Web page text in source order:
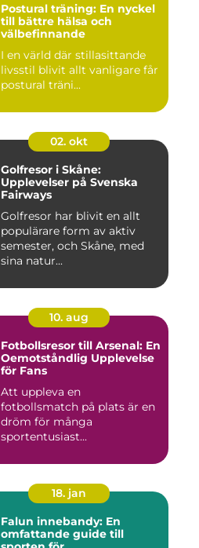
Postural träning: En nyckel
till bättre hälsa och
välbefinnande
I en värld där stillasittande
livsstil blivit allt vanligare får
postural träni...
02. okt
Golfresor i Skåne:
Upplevelser på Svenska
Fairways
Golfresor har blivit en allt
populärare form av aktiv
semester, och Skåne, med
sina natur...
10. aug
Fotbollsresor till Arsenal: En
Oemotståndlig Upplevelse
för Fans
Att uppleva en
fotbollsmatch på plats är en
dröm för många
sportentusiast...
18. jan
Falun innebandy: En
omfattande guide till